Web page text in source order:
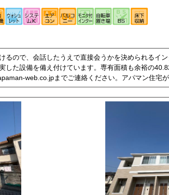
るので、会話したうえで直接会うかを決められるイ
した設備を備え付けています。専有面積も余裕の
web.co.jpまでご連絡ください。アパマン住宅が